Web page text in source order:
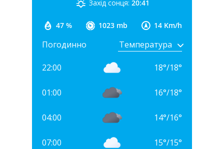
47 % 1023 mb 14 Km/h
Захід сонця: 20:41
Погодинно
22:00 18°/18°
01:00 16°/18°
04:00 14°/16°
07:00 15°/15°